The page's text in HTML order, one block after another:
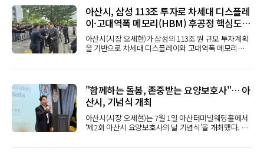
기관·단체와 긴밀한 협력 관계를 유지하며 시민이 체감
할 수 있는 성과를 만들어 갈 계획이다. 또 ‘2026년 아산
방문의 해'를 계기로 기관 간 협력을 더욱 강화해 안전하
고 품격 있는 관광도시 조성과 지역경제 활성화를 함께
이끌어 나가겠다고 밝혔다.
은 아산시 주요 문화행사와 축제 현장에서 시민 안전을
위해 긴밀히 협력해 온 아산경찰서와의 협조체계를 더
욱 공고히 하고, 경찰관 복지 향상과 지역 문화예술 활성
화를 함께 도모하기 위해 마련됐다. 특히 지난 6월 아산
경찰서의 제안으로 세 기관 간 상호지원체계 구축 논의
가 시작되면서 이번 협약으로 이어졌다.협약식에는 아
자들이 참석했으며, 협약서 서명과 교환, 기념촬영에 이
한 유공자 표창도 함께 진행됐다.이번 협약에 따라 세 기
관은 △아산 지역 안전문화 확립을 위한 상호협력 △아
산시 문화행사 및 다중운집 행사의 안전관리 지원 △경
찰관 복지 향상을 위한 문화예술공연 관람 지원 △아산
경찰서 임용식·퇴임식 등 문화행사 지원 △각 기관의 상
아산시립합창단의 문화행사 지원도 주요 협력사항으로
아산시, 삼성 113조 투자로 차세대 디스플레
이·고대역폭 메모리(HBM) 후공정 핵심도시
도약
아산시(시장 오세현)가 삼성의 113조 원 규모 투자계획
을 기반으로 차세대 디스플레이와 고대역폭 메모리
(HBM) 반도체 후공정 핵심 거점으로 도약한다.아산시
는 2일 삼성디스플레이 아산캠퍼스에서 열린 ‘충청권 첨
투자계획이 실제 착공과 고용, 지역경제 활성화로 이어
질 수 있도록 전방위 대응에 나선다고 밝혔다.이번 발표
에 포함된 아산 관련 투자 규모는 삼성디스플레이 67조
원, 삼성전자 고대역폭 메모리(HBM) 후공정 분야 46조
원 등 총 113조 원으로, 아산의 산업 지도를 바꿀 중대한
전환점이 될 것으로 기대된다.먼저 디스플레이 분야에
생산시설을 고도화하고 차세대 디스플레이 생산기반을
"함께하는 돌봄, 존중받는 요양보호사"… 아
산시, 기념식 개최
아산시(시장 오세현)는 7월 1일 아산터미널웨딩홀에서
‘제2회 아산시 요양보호사의 날 기념식’을 개최했다. 이
남도의회 의원, 아산시의회 의원을 비롯해 지역 내 요양